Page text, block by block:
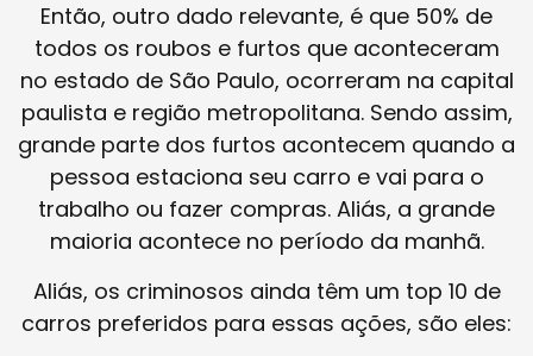
Então, outro dado relevante, é que 50% de
todos os roubos e furtos que aconteceram
no estado de São Paulo, ocorreram na capital
paulista e região metropolitana. Sendo assim,
grande parte dos furtos acontecem quando a
pessoa estaciona seu carro e vai para o
trabalho ou fazer compras. Aliás, a grande
maioria acontece no período da manhã.
Aliás, os criminosos ainda têm um top 10 de
carros preferidos para essas ações, são eles: